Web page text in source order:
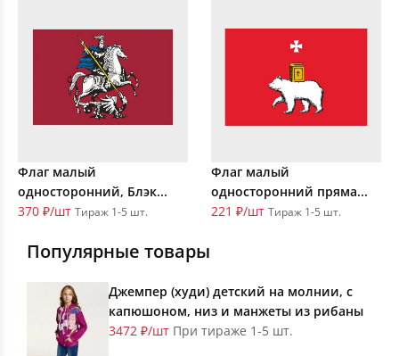
Флаг малый
односторонний, Блэк...
370 ₽/шт Тираж 1-5 шт.
Флаг малый
односторонний пряма...
221 ₽/шт Тираж 1-5 шт.
Популярные товары
Джемпер (худи) детский на молнии, с
капюшоном, низ и манжеты из рибаны
3472 ₽/шт При тираже 1-5 шт.